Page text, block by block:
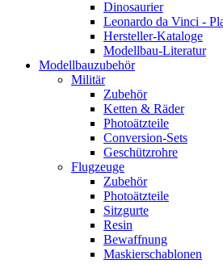
Dinosaurier
Leonardo da Vinci -
Hersteller-Kataloge
Modellbau-Literatur
Modellbauzubehör
Militär
Zubehör
Ketten & Räder
Photoätzteile
Conversion-Sets
Geschützrohre
Flugzeuge
Zubehör
Photoätzteile
Sitzgurte
Resin
Bewaffnung
Maskierschablonen